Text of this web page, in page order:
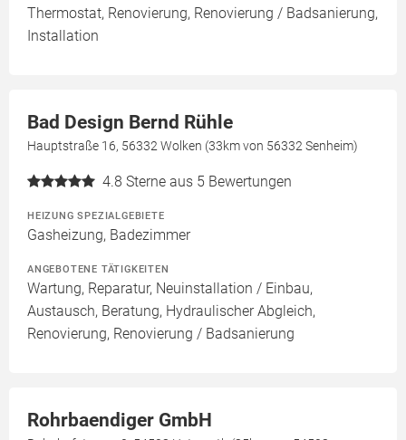
Thermostat, Renovierung, Renovierung / Badsanierung,
Installation
Bad Design Bernd Rühle
Hauptstraße 16, 56332 Wolken (33km von 56332 Senheim)
4.8 Sterne aus 5 Bewertungen
HEIZUNG SPEZIALGEBIETE
Gasheizung, Badezimmer
ANGEBOTENE TÄTIGKEITEN
Wartung, Reparatur, Neuinstallation / Einbau,
Austausch, Beratung, Hydraulischer Abgleich,
Renovierung, Renovierung / Badsanierung
Rohrbaendiger GmbH